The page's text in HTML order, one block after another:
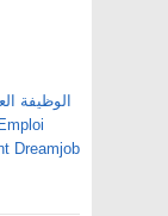
Dreamjob